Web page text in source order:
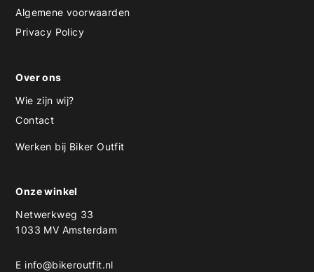
Algemene voorwaarden
Privacy Policy
Over ons
Wie zijn wij?
Contact
Werken bij Biker Outfit
Onze winkel
Netwerkweg 33
1033 MV Amsterdam
E info@bikeroutfit.nl